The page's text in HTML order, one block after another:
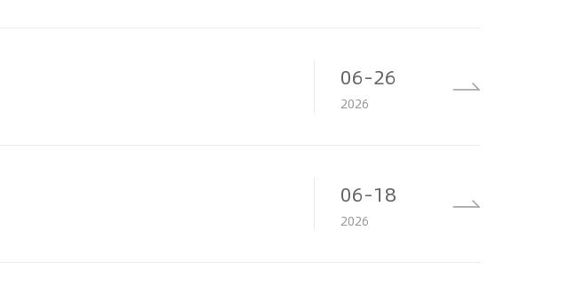
06-26
2026
06-18
2026